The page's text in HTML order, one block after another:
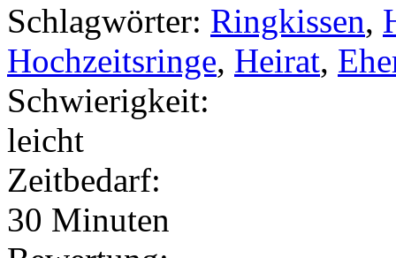
Schlagwörter: Ringkissen,
Hochzeitsringe, Heirat,
Schwierigkeit:
leicht
Zeitbedarf:
30 Minuten